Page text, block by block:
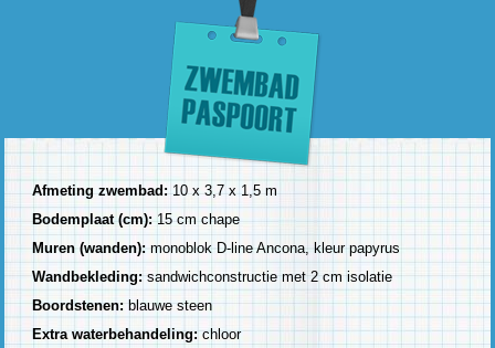
Afmeting zwembad:10 x 3,7 x 1,5 m
Bodemplaat (cm):15 cm chape
Muren (wanden): monoblok D-line Ancona, kleur papyrus
Wandbekleding: sandwichconstructie met 2 cm isolatie
Boordstenen: blauwe steen
Extra waterbehandeling:chloor